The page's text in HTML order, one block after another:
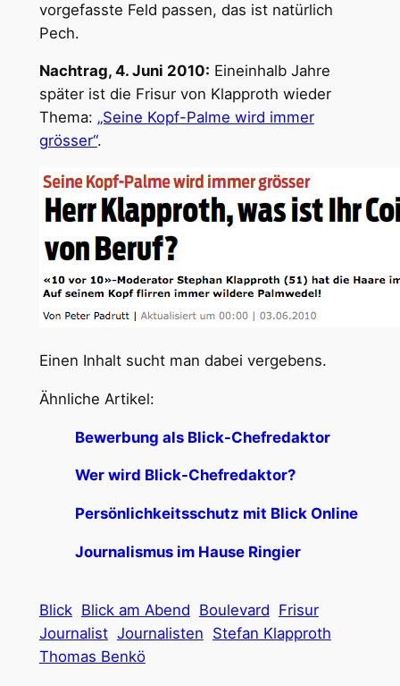
vorgefasste Feld passen, das ist natürlich
Pech.
Nachtrag, 4. Juni 2010: Eineinhalb Jahre
später ist die Frisur von Klapproth wieder
Thema: „Seine Kopf-Palme wird immer
grösser“.
Einen Inhalt sucht man dabei vergebens.
Ähnliche Artikel:
Bewerbung als Blick-Chefredaktor
Wer wird Blick-Chefredaktor?
Persönlichkeitsschutz mit Blick Online
Journalismus im Hause Ringier
Blick Blick am Abend Boulevard Frisur
Journalist Journalisten Stefan Klapproth
Thomas Benkö